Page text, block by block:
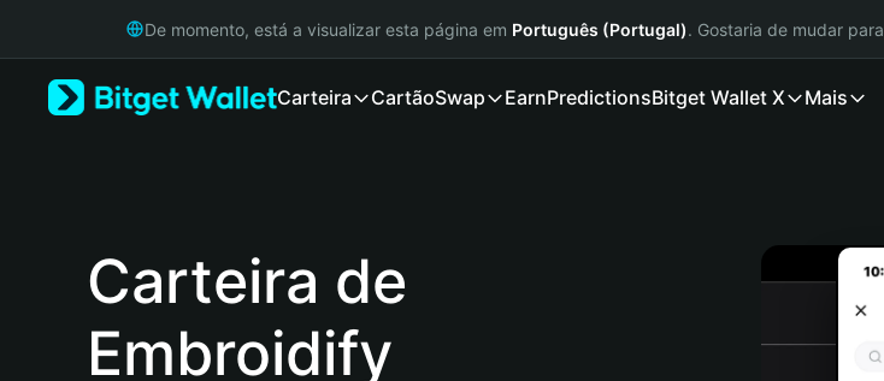
Русский
Português (Portugal)
Bahasa Indonesia
De momento, está a visualizar esta página em Português (Portugal). Gostaria de mudar para
Carteira CartãoSwap EarnPredictionsBitget Wallet X Mais
Carteira de
Embroidify